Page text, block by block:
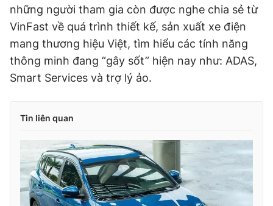
những người tham gia còn được nghe chia sẻ từ
VinFast về quá trình thiết kế, sản xuất xe điện
mang thương hiệu Việt, tìm hiểu các tính năng
thông minh đang “gây sốt” hiện nay như: ADAS,
Smart Services và trợ lý ảo.
Tin liên quan